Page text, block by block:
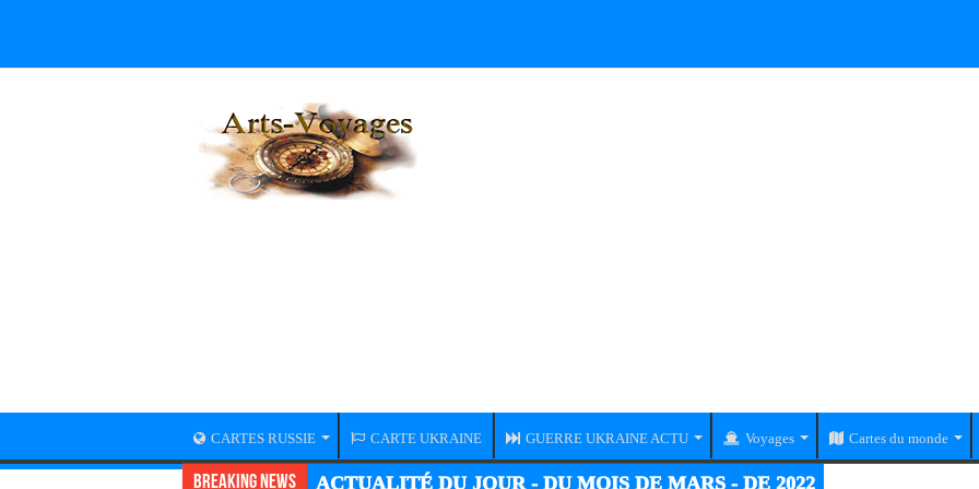
CARTES RUSSIE CARTE UKRAINE GUERRE UKRAINE ACTU Voyages Cartes du monde
Breaking News ACTUALITÉ DU JOUR - DU MOIS DE MARS - DE 2022